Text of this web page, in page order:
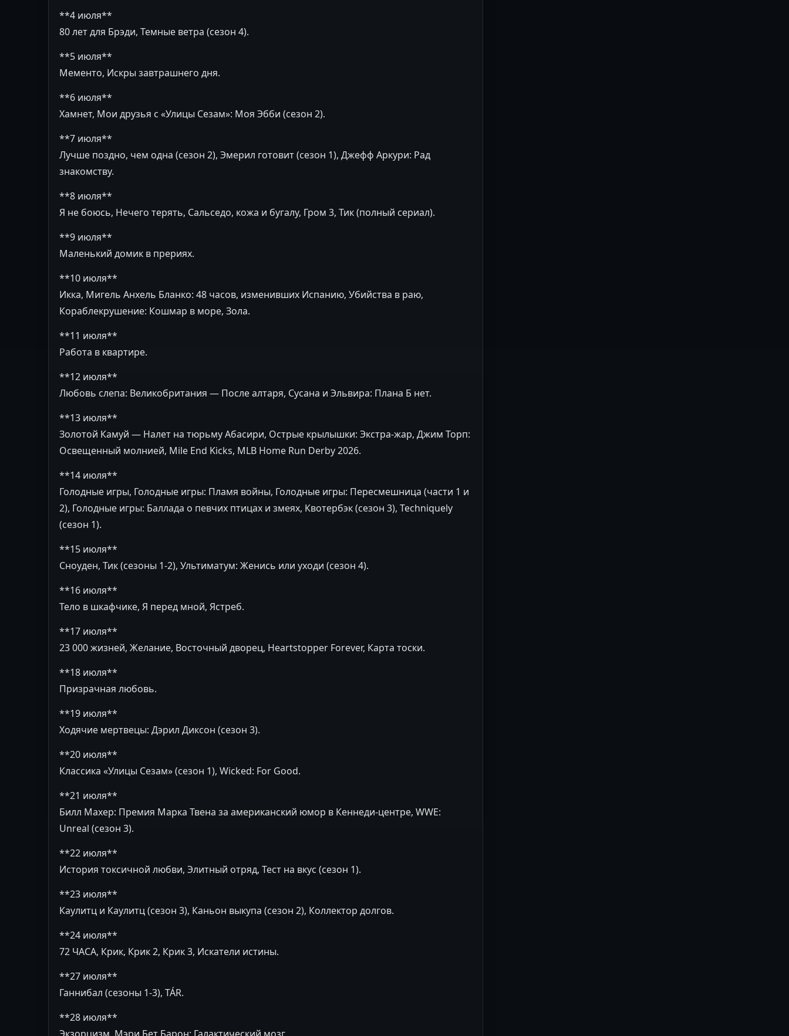
**4 июля**
80 лет для Брэди, Темные ветра (сезон 4).
**5 июля**
Мементо, Искры завтрашнего дня.
**6 июля**
Хамнет, Мои друзья с «Улицы Сезам»: Моя Эбби (сезон 2).
**7 июля**
Лучше поздно, чем одна (сезон 2), Эмерил готовит (сезон 1), Джефф Аркури: Рад
знакомству.
**8 июля**
Я не боюсь, Нечего терять, Сальседо, кожа и бугалу, Гром 3, Тик (полный сериал).
**9 июля**
Маленький домик в прериях.
**10 июля**
Икка, Мигель Анхель Бланко: 48 часов, изменивших Испанию, Убийства в раю,
Кораблекрушение: Кошмар в море, Зола.
**11 июля**
Работа в квартире.
**12 июля**
Любовь слепа: Великобритания — После алтаря, Сусана и Эльвира: Плана Б нет.
**13 июля**
Золотой Камуй — Налет на тюрьму Абасири, Острые крылышки: Экстра-жар, Джим Торп:
Освещенный молнией, Mile End Kicks, MLB Home Run Derby 2026.
**14 июля**
Голодные игры, Голодные игры: Пламя войны, Голодные игры: Пересмешница (части 1 и
2), Голодные игры: Баллада о певчих птицах и змеях, Квотербэк (сезон 3), Techniquely
(сезон 1).
**15 июля**
Сноуден, Тик (сезоны 1-2), Ультиматум: Женись или уходи (сезон 4).
**16 июля**
Тело в шкафчике, Я перед мной, Ястреб.
**17 июля**
23 000 жизней, Желание, Восточный дворец, Heartstopper Forever, Карта тоски.
**18 июля**
Призрачная любовь.
**19 июля**
Ходячие мертвецы: Дэрил Диксон (сезон 3).
**20 июля**
Классика «Улицы Сезам» (сезон 1), Wicked: For Good.
**21 июля**
Билл Махер: Премия Марка Твена за американский юмор в Кеннеди-центре, WWE:
Unreal (сезон 3).
**22 июля**
История токсичной любви, Элитный отряд, Тест на вкус (сезон 1).
**23 июля**
Каулитц и Каулитц (сезон 3), Каньон выкупа (сезон 2), Коллектор долгов.
**24 июля**
72 ЧАСА, Крик, Крик 2, Крик 3, Искатели истины.
**27 июля**
Ганнибал (сезоны 1-3), TÁR.
**28 июля**